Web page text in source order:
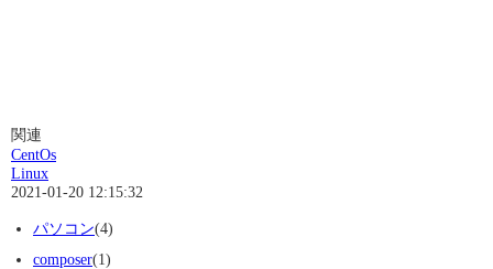
関連
CentOs
Linux
2021-01-20 12:15:32
パソコン(4)
composer(1)